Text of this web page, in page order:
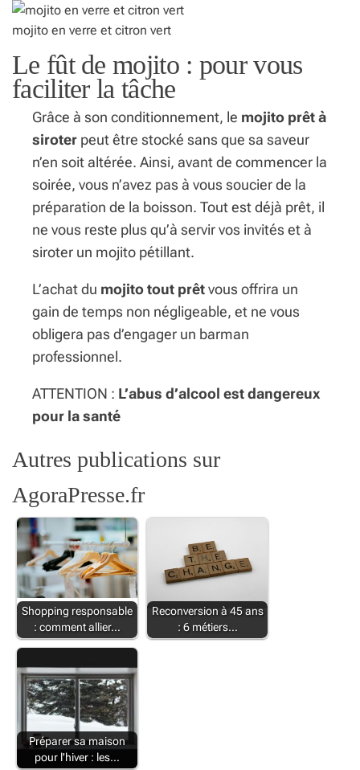
mojito en verre et citron vert
Le fût de mojito : pour vous
faciliter la tâche
Grâce à son conditionnement, le mojito prêt à
siroter peut être stocké sans que sa saveur
n’en soit altérée. Ainsi, avant de commencer la
soirée, vous n’avez pas à vous soucier de la
préparation de la boisson. Tout est déjà prêt, il
ne vous reste plus qu’à servir vos invités et à
siroter un mojito pétillant.
L’achat du mojito tout prêtvous offrira un
gain de temps non négligeable, et ne vous
obligera pas d’engager un barman
professionnel.
ATTENTION : L’abus d’alcool est dangereux
pour la santé
Autres publications sur
AgoraPresse.fr
Shopping responsable
: comment allier…
Reconversion à 45 ans
: 6 métiers…
Préparer sa maison
pour l'hiver : les…